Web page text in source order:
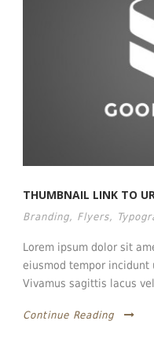
THUMBNAIL LINK TO
Branding, Flyers,
Lorem ipsum dolor sit
eiusmod tempor incidunt
Vivamus sagittis lacus
Continue Reading